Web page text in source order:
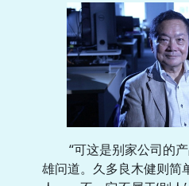
“可这是别家公司的
雄问道。久多良木健则简